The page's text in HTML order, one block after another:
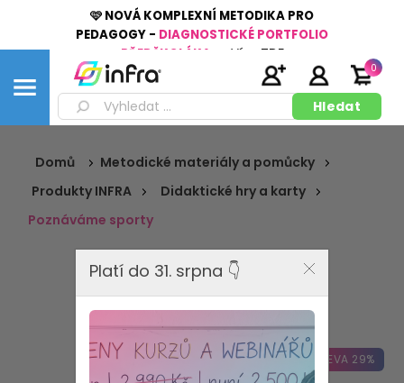
🩷 NOVÁ KOMPLEXNÍ METODIKA PRO
PEDAGOGY - DIAGNOSTICKÉ PORTFOLIO
PŘEDŠKOLÁKA
Více ZDE
0
Domů
Metodické materiály a pomůcky
Produkty INFRA
Didaktické hry a karty
Poznáváme sporty
SLEVA 29%
Platí do 31. srpna 👇